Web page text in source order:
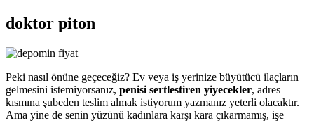
doktor piton
Peki nasıl önüne geçeceğiz? Ev veya iş yerinize büyütücü ilaçların
gelmesini istemiyorsanız, penisi sertlestiren yiyecekler, adres
kısmına şubeden teslim almak istiyorum yazmanız yeterli olacaktır.
Ama yine de senin yüzünü kadınlara karşı kara çıkarmamış, işe